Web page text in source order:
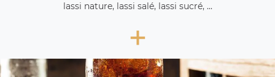
lassi nature, lassi salé, lassi sucré, ...
+